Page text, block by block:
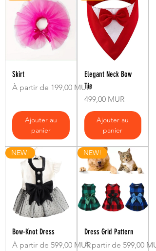
Skirt
À partir de 199,00 MUR
Prix promotionnel
Ajouter au
panier
Elegant Neck Bow
Tie
Prix
499,00 MUR
Ajouter au
panier
NEW!
Bow-Knot Dress
À partir de 599,00 MUR
Prix promotionnel
NEW!
Dress Grid Pattern
À partir de 599,00
Prix promotionnel